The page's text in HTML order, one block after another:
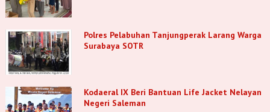
Polres Pelabuhan Tanjungperak Larang Warga
Surabaya SOTR
Kodaeral IX Beri Bantuan Life Jacket Nelayan
Negeri Saleman